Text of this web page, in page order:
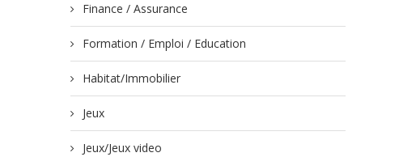
Finance / Assurance
Formation / Emploi / Education
Habitat/Immobilier
Jeux
Jeux/Jeux video